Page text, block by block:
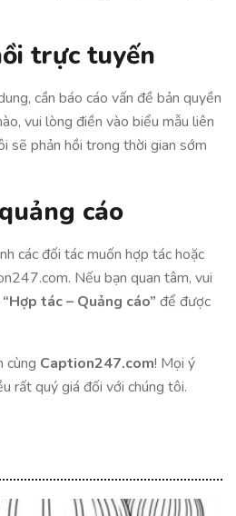
trực tuyến
cần báo cáo vấn đề bản quyền
vui lòng điền vào biểu mẫu liên
sẽ phản hồi trong thời gian sớm
cáo
các đối tác muốn hợp tác hoặc
Nếu bạn quan tâm, vui
“Hợp tác – Quảng cáo” để được
cùng Caption247.com! Mọi ý
rất quý giá đối với chúng tôi.